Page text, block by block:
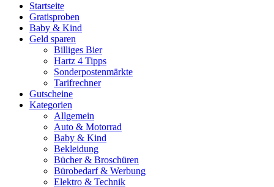
Startseite
Gratisproben
Baby & Kind
Geld sparen
Billiges Bier
Hartz 4 Tipps
Sonderpostenmärkte
Tarifrechner
Gutscheine
Kategorien
Allgemein
Auto & Motorrad
Baby & Kind
Bekleidung
Bücher & Broschüren
Bürobedarf & Werbung
Elektro & Technik